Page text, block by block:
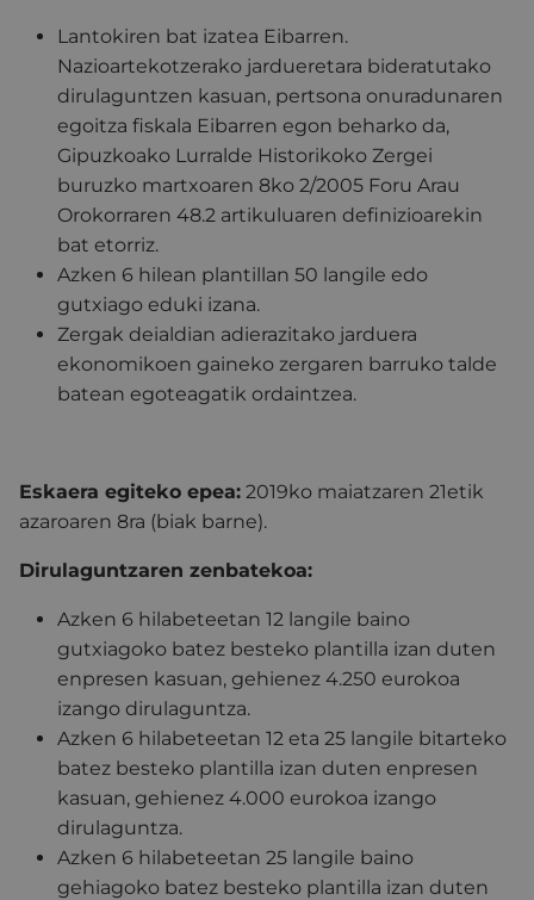
Lantokiren bat izatea Eibarren.
Nazioartekotzerako jardueretara bideratutako
dirulaguntzen kasuan, pertsona onuradunaren
egoitza fiskala Eibarren egon beharko da,
Gipuzkoako Lurralde Historikoko Zergei
buruzko martxoaren 8ko 2/2005 Foru Arau
Orokorraren 48.2 artikuluaren definizioarekin
bat etorriz.
Azken 6 hilean plantillan 50 langile edo
gutxiago eduki izana.
Zergak deialdian adierazitako jarduera
ekonomikoen gaineko zergaren barruko talde
batean egoteagatik ordaintzea.
Eskaera egiteko epea: 2019ko maiatzaren 21etik
azaroaren 8ra (biak barne).
Dirulaguntzaren zenbatekoa:
Azken 6 hilabeteetan 12 langile baino
gutxiagoko batez besteko plantilla izan duten
enpresen kasuan, gehienez 4.250 eurokoa
izango dirulaguntza.
Azken 6 hilabeteetan 12 eta 25 langile bitarteko
batez besteko plantilla izan duten enpresen
kasuan, gehienez 4.000 eurokoa izango
dirulaguntza.
Azken 6 hilabeteetan 25 langile baino
gehiagoko batez besteko plantilla izan duten